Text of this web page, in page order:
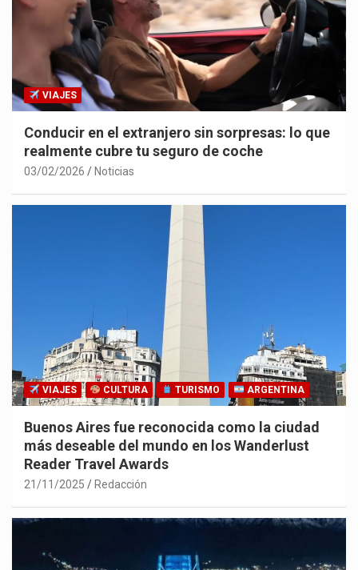
VIAJES
Conducir en el extranjero sin sorpresas: lo que
realmente cubre tu seguro de coche
03/02/2026 Noticias
VIAJES CULTURA TURISMO ARGENTINA
Buenos Aires fue reconocida como la ciudad
más deseable del mundo en los Wanderlust
Reader Travel Awards
21/11/2025 Redacción